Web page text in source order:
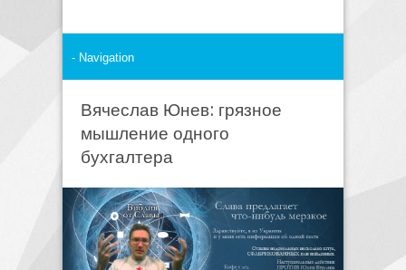
Вячеслав Юнев: грязное
мышление одного
бухгалтера